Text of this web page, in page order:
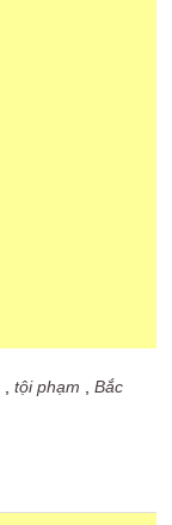
,tội phạm ,Bắc